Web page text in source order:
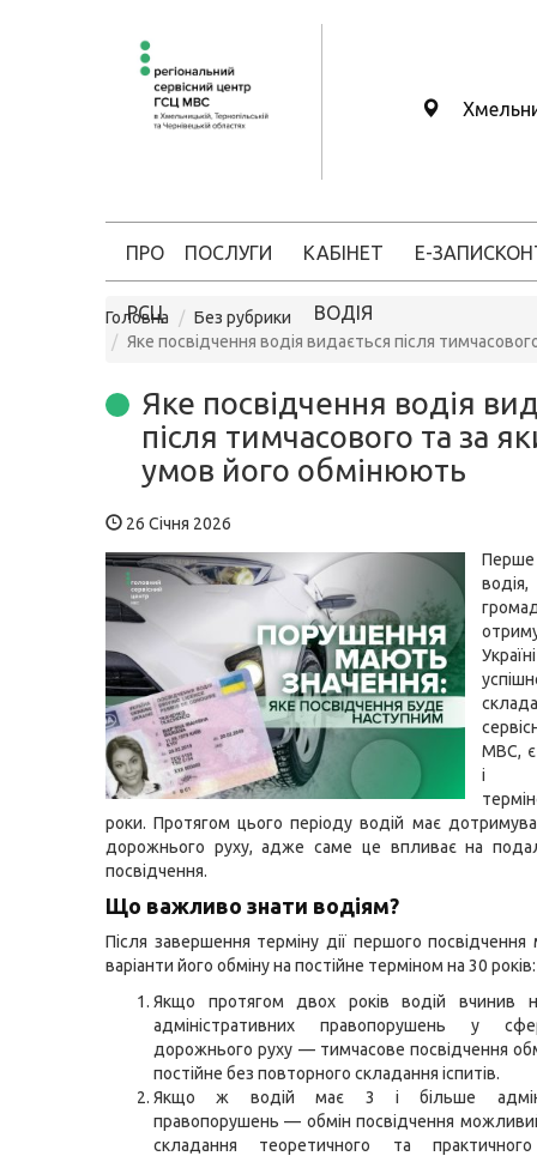
ПРО
РСЦ
ПОСЛУГИ КАБІНЕТ
ВОДІЯ
Е-ЗАПИС
Головна
Без рубрики
Яке посвідчення водія видається після
Яке посвідчення водія
після тимчасового та за
умов його обмінюють
26 Січня 2026
Перше
МВС, є
і
роки. Протягом цього періоду водій має
дорожнього руху, адже саме це впливає на
посвідчення.
Що важливо знати водіям?
Після завершення терміну дії першого
варіанти його обміну на постійне терміном на 30 років:
Якщо протягом двох років водій вчинив
адміністративних правопорушень у
дорожнього руху — тимчасове посвідчення
постійне без повторного складання іспитів.
Якщо ж водій має 3 і більше
правопорушень — обмін посвідчення
складання теоретичного та